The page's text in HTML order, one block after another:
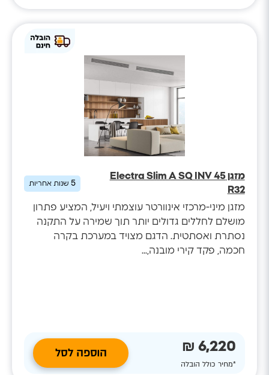
מזגן Electra Slim A SQ INV 45
R32
5שנות אחריות
מזגן מיני-מרכזי אינוורטר עוצמתי ויעיל, המציע פתרון
מושלם לחללים גדולים יותר תוך שמירה על התקנה
נסתרת ואסתטית. הדגם מצויד במערכת בקרה
חכמה, פקד קירי מובנה,...
6,220 ₪
*מחיר כולל הובלה
הוספה לסל